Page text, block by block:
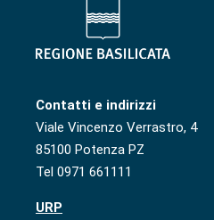
Contatti e indirizzi
Viale Vincenzo Verrastro, 4
85100 Potenza PZ
Tel 0971 661111
URP